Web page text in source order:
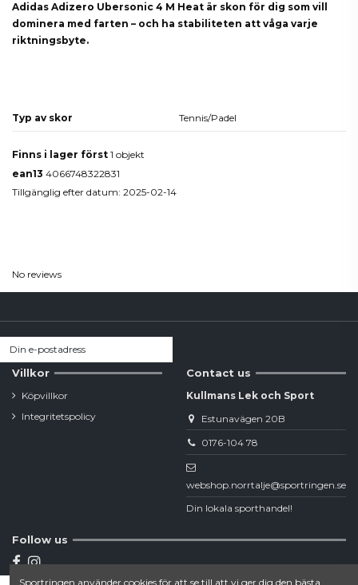
Adidas Adizero Ubersonic 4 M Heat är skon för dig som vill
dominera med farten – och ha stabiliteten att våga varje
riktningsbyte.
Typ av skor Tennis/Padel
Finns i lager först 1 objekt
ean13 4066748322831
Tillgänglig efter datum: 2025-02-14
No reviews
Villkor
Köpvillkor
Integritetspolicy
Contact us
Kullmans Lek och Sport
Estunavägen 20B
0176-104 78
webshop.norrtalje@sportringen.se
Din lokala sporthandel!
Follow us
Sportringen använder cookies för att se till att vi ger dig den bästa